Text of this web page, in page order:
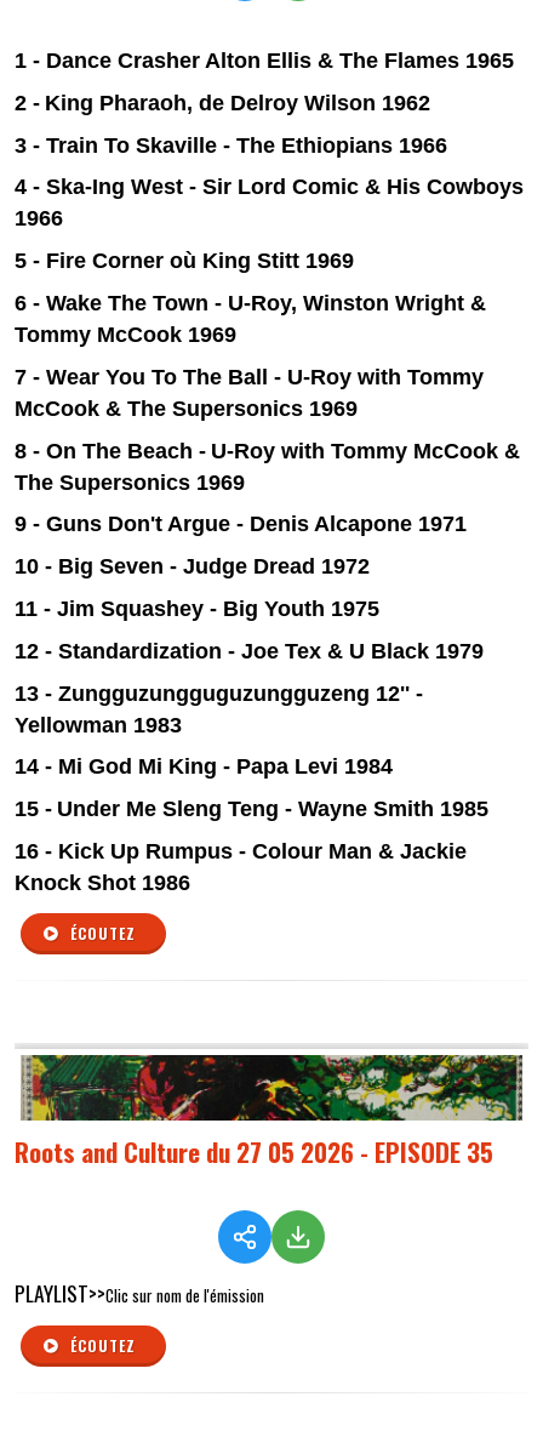
1 - Dance Crasher Alton Ellis & The Flames 1965
2 - King Pharaoh, de Delroy Wilson 1962
3 - Train To Skaville - The Ethiopians 1966
4 - Ska-Ing West - Sir Lord Comic & His Cowboys
1966
5 - Fire Corner où King Stitt 1969
6 - Wake The Town - U-Roy, Winston Wright &
Tommy McCook 1969
7 - Wear You To The Ball - U-Roy with Tommy
McCook & The Supersonics 1969
8 - On The Beach - U-Roy with Tommy McCook &
The Supersonics 1969
9 - Guns Don't Argue - Denis Alcapone 1971
10 - Big Seven - Judge Dread 1972
11 - Jim Squashey - Big Youth 1975
12 - Standardization - Joe Tex & U Black 1979
13 - Zungguzungguguzungguzeng 12'' -
Yellowman 1983
14 - Mi God Mi King - Papa Levi 1984
15 - Under Me Sleng Teng - Wayne Smith 1985
16 - Kick Up Rumpus - Colour Man & Jackie
Knock Shot 1986
ÉCOUTEZ
Roots and Culture du 27 05 2026 - EPISODE 35
PLAYLIST>>Clic sur nom de l'émission
ÉCOUTEZ